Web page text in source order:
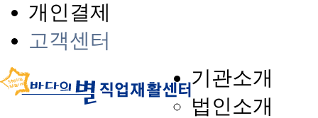
개인결제
고객센터
기관소개
법인소개